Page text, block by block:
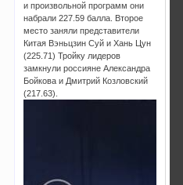
и произвольной программ они
набрали 227.59 балла. Второе
место заняли представители
Китая Вэньцзин Суй и Хань Цун
(225.71) Тройку лидеров
замкнули россияне Александра
Бойкова и Дмитрий Козловский
(217.63).